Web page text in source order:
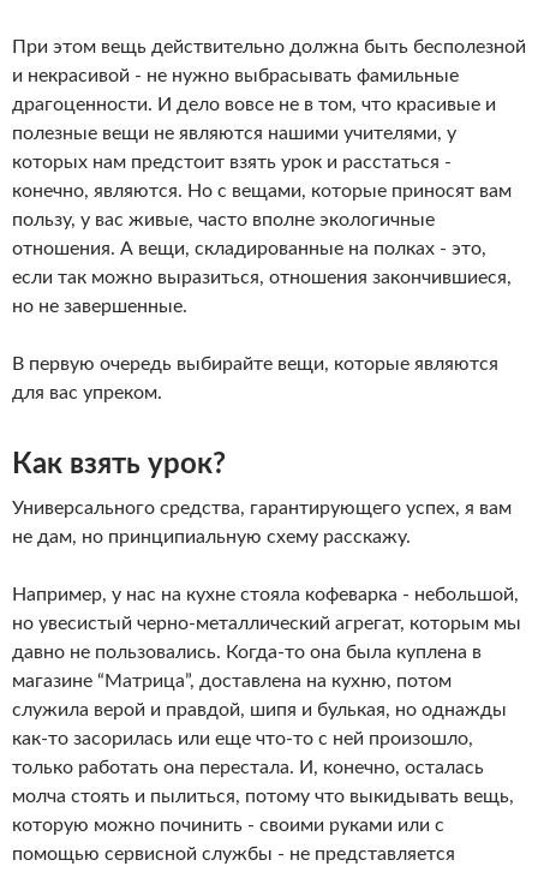
При этом вещь действительно должна быть бесполезной
и некрасивой - не нужно выбрасывать фамильные
драгоценности. И дело вовсе не в том, что красивые и
полезные вещи не являются нашими учителями, у
которых нам предстоит взять урок и расстаться -
конечно, являются. Но с вещами, которые приносят вам
пользу, у вас живые, часто вполне экологичные
отношения. А вещи, складированные на полках - это,
если так можно выразиться, отношения закончившиеся,
но не завершенные.
В первую очередь выбирайте вещи, которые являются
для вас упреком.
Как взять урок?
Универсального средства, гарантирующего успех, я вам
не дам, но принципиальную схему расскажу.
Например, у нас на кухне стояла кофеварка - небольшой,
но увесистый черно-металлический агрегат, которым мы
давно не пользовались. Когда-то она была куплена в
магазине “Матрица”, доставлена на кухню, потом
служила верой и правдой, шипя и булькая, но однажды
как-то засорилась или еще что-то с ней произошло,
только работать она перестала. И, конечно, осталась
молча стоять и пылиться, потому что выкидывать вещь,
которую можно починить - своими руками или с
помощью сервисной службы - не представляется